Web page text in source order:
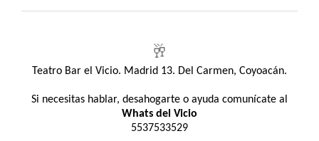
🥂
Teatro Bar el Vicio. Madrid 13. Del Carmen, Coyoacán.
Si necesitas hablar, desahogarte o ayuda comunícate al
Whats del Vicio
5537533529